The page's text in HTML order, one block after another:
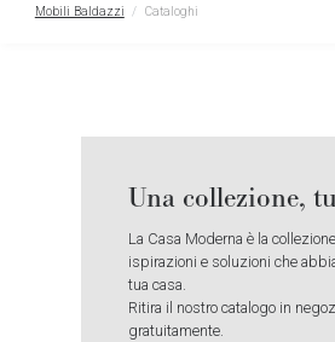
Mobili Baldazzi Cataloghi
Una collezione,
La Casa Moderna è la
ispirazioni e soluzioni che
tua casa.
Ritira il nostro catalogo in
gratuitamente.